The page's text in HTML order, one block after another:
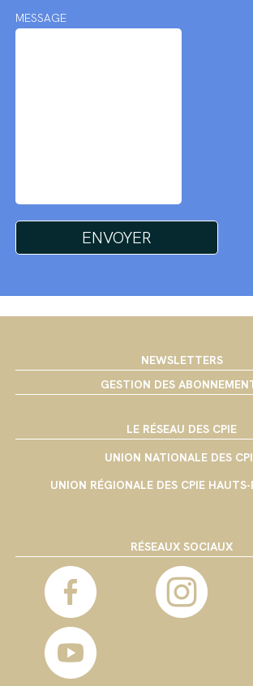
MESSAGE
NEWSLETTERS
GESTION DES
LE RÉSEAU DES CPIE
UNION NATIONALE DES
UNION RÉGIONALE DES CPIE
RÉSEAUX SOCIAUX